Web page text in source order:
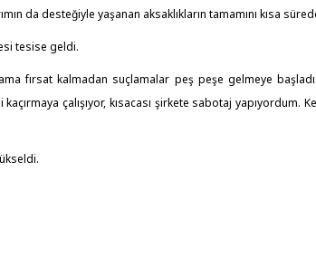
da desteğiyle yaşanan aksaklıkların tamamını kısa
tesise geldi.
fırsat kalmadan suçlamalar peş peşe gelmeye
çalışıyor, kısacası şirkete sabotaj yapıyordum.